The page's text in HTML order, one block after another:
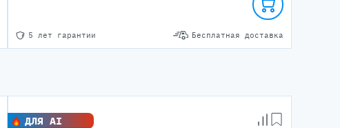
5 лет гарантии Бесплатная доставка
ДЛЯ AI